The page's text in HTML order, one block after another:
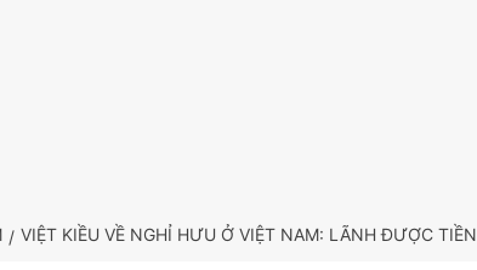
VIỆT KIỀU VỀ NGHỈ HƯU Ở VIỆT NAM: LÃNH ĐƯỢC